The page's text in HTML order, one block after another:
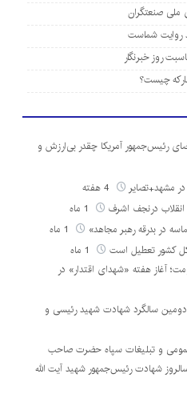
ملی صنعتگران
روایت شماست
روز خبرنگار
چیست؟
رئیس‌جمهور آمریکا چقدر بی‌ارزش و
مشهد+تصایر
درنجف اشرف
در بدرقه رهبر مجاهد»
آغاز هفته «شهدای اقتدار» در
دومین سالگرد شهادت شهید رئیسی و
عمومی و تبلیغات سپاه حضرت صاحب
شهادت رئیس‌جمهور شهید آیت الله